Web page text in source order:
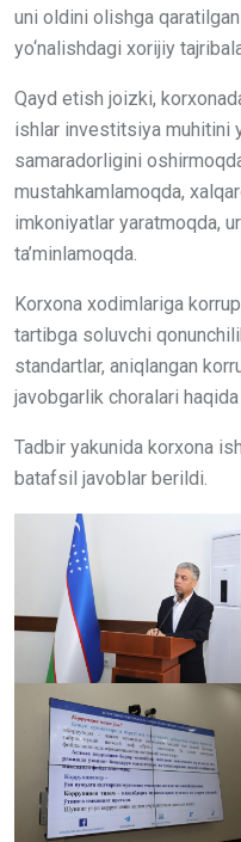
uni oldini olishga
yo‘nalishdagi xorijiy
Qayd etish joizki,
ishlar investitsiya muhitini
samaradorligini
mustahkamlamoqda,
imkoniyatlar yaratmoqda,
ta’minlamoqda.
Korxona xodimlariga
tartibga soluvchi
standartlar, aniqlangan
javobgarlik choralari
Tadbir yakunida korxona
batafsil javoblar berildi.